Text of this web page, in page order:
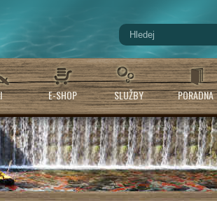
E-SHOP SLUŽBY PORADNA